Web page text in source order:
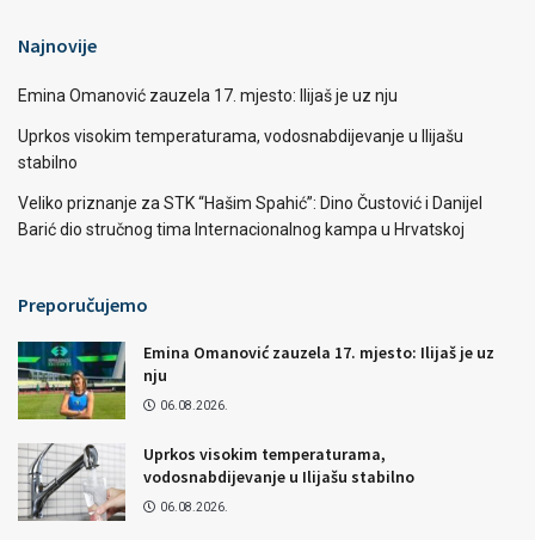
Najnovije
Emina Omanović zauzela 17. mjesto: Ilijaš je uz nju
Uprkos visokim temperaturama, vodosnabdijevanje u Ilijašu
stabilno
Veliko priznanje za STK “Hašim Spahić”: Dino Čustović i Danijel
Barić dio stručnog tima Internacionalnog kampa u Hrvatskoj
Preporučujemo
Emina Omanović zauzela 17. mjesto: Ilijaš je uz
nju
06.08.2026.
Uprkos visokim temperaturama,
vodosnabdijevanje u Ilijašu stabilno
06.08.2026.